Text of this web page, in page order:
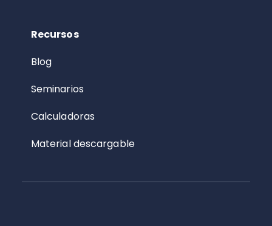
Recursos
Blog
Seminarios
Calculadoras
Material descargable